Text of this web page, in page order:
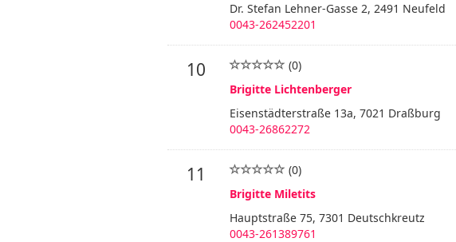
Dr. Stefan Lehner-Gasse 2, 2491 Neufeld
0043-262452201
10
(0)
Brigitte Lichtenberger
Eisenstädterstraße 13a, 7021 Draßburg
0043-26862272
11
(0)
Brigitte Miletits
Hauptstraße 75, 7301 Deutschkreutz
0043-261389761